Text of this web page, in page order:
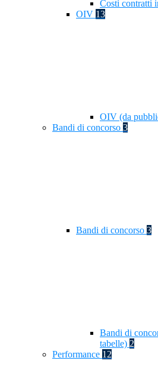
Costi contratti
OIV 13
OIV (da
Bandi di concorso 3
Bandi di concorso 3
Bandi di
tabelle) 2
Performance 12